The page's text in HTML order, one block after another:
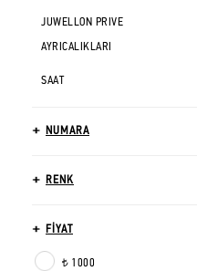
JUWELLON PRIVE
AYRICALIKLARI
SAAT
NUMARA
RENK
FİYAT
t1000